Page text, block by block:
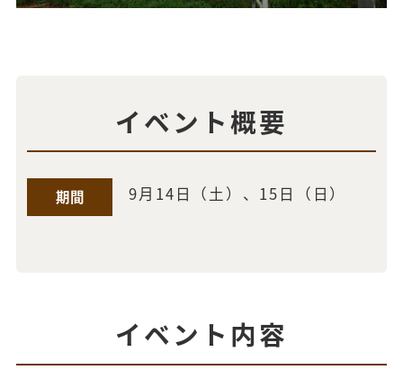
イベント概要
期間 9月14日（土）、15日（日）
イベント内容